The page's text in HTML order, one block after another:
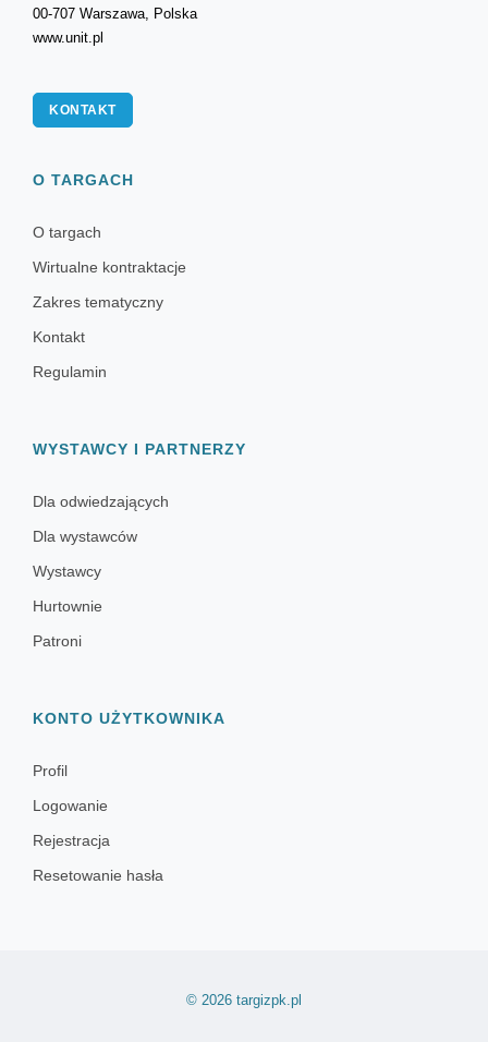
00-707 Warszawa, Polska
www.unit.pl
KONTAKT
O TARGACH
O targach
Wirtualne kontraktacje
Zakres tematyczny
Kontakt
Regulamin
WYSTAWCY I PARTNERZY
Dla odwiedzających
Dla wystawców
Wystawcy
Hurtownie
Patroni
KONTO UŻYTKOWNIKA
Profil
Logowanie
Rejestracja
Resetowanie hasła
© 2026 targizpk.pl